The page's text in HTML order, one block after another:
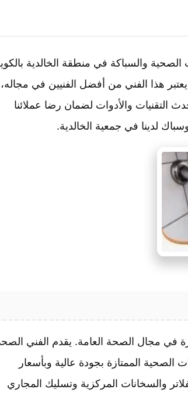
والسباكة في منطقة الخالدية
فريقنا المؤهل والمدرب، يأتي فني الصحي والسباك “50300943”. يعتبر هذا الفني من أفضل الفنيين في مجاله،
التقنيات والأدوات لضمان رضا عملائنا
في مجال الصحة العامة. يقدم الفني
الممتازة بجودة عالية وبأسعار
والسخانات المركزية وتسليك المجاري